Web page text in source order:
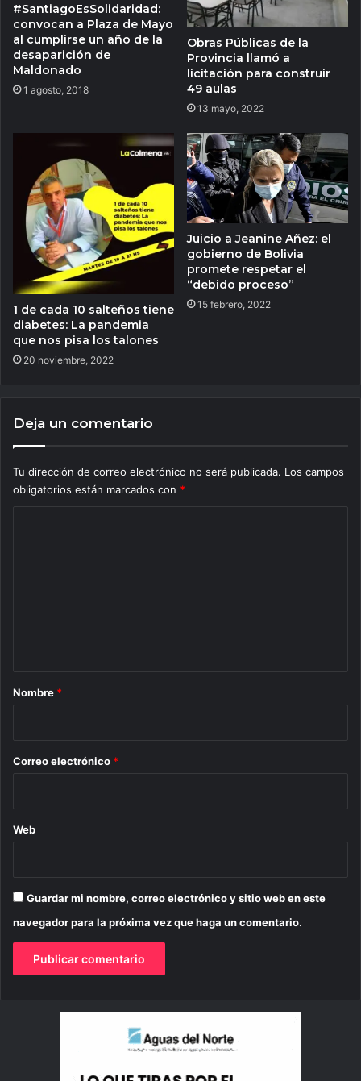
#SantiagoEsSolidaridad:
convocan a Plaza de Mayo
al cumplirse un año de la
desaparición de
Maldonado
1 agosto, 2018
Obras Públicas de la
Provincia llamó a
licitación para construir
49 aulas
13 mayo, 2022
1 de cada 10 salteños tiene
diabetes: La pandemia
que nos pisa los talones
20 noviembre, 2022
Juicio a Jeanine Añez: el
gobierno de Bolivia
promete respetar el
“debido proceso”
15 febrero, 2022
Deja un comentario
Tu dirección de correo electrónico no será publicada. Los campos
obligatorios están marcados con *
r
*
Nombre *
Correo electrónico *
Web
Guardar mi nombre, correo electrónico y sitio web en este
navegador para la próxima vez que haga un comentario.